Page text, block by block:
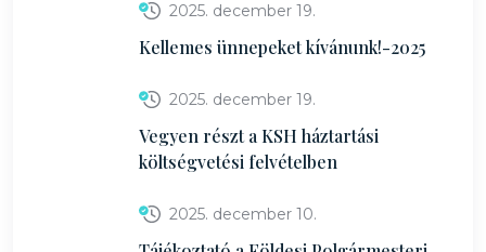
2025. december 19.
Kellemes ünnepeket kívánunk!-2025
2025. december 19.
Vegyen részt a KSH háztartási
költségvetési felvételben
2025. december 10.